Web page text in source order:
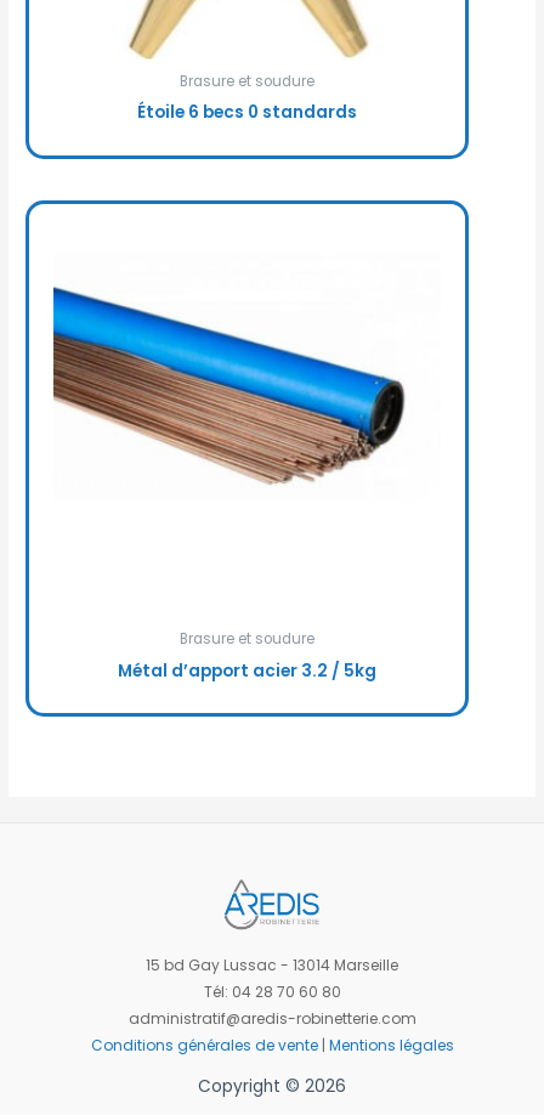
Brasure et soudure
Étoile 6 becs 0 standards
Brasure et soudure
Métal d’apport acier 3.2 / 5kg
15 bd Gay Lussac - 13014 Marseille
Tél: 04 28 70 60 80
administratif@aredis-robinetterie.com
Conditions générales de vente| Mentions légales
Copyright © 2026